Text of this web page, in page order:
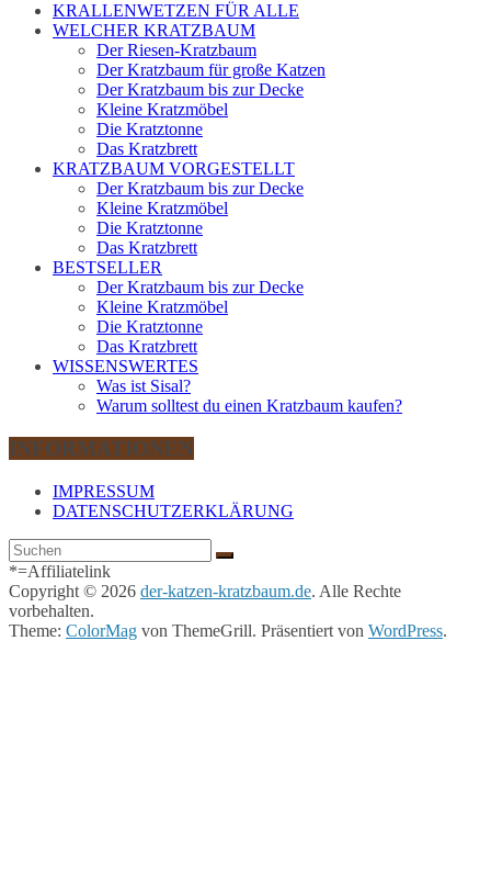
KRALLENWETZEN FÜR ALLE
WELCHER KRATZBAUM
Der Riesen-Kratzbaum
Der Kratzbaum für große Katzen
Der Kratzbaum bis zur Decke
Kleine Kratzmöbel
Die Kratztonne
Das Kratzbrett
KRATZBAUM VORGESTELLT
Der Kratzbaum bis zur Decke
Kleine Kratzmöbel
Die Kratztonne
Das Kratzbrett
BESTSELLER
Der Kratzbaum bis zur Decke
Kleine Kratzmöbel
Die Kratztonne
Das Kratzbrett
WISSENSWERTES
Was ist Sisal?
Warum solltest du einen Kratzbaum kaufen?
INFORMATIONEN
IMPRESSUM
DATENSCHUTZERKLÄRUNG
*=Affiliatelink
Copyright © 2026 der-katzen-kratzbaum.de. Alle Rechte
vorbehalten.
Theme: ColorMag von ThemeGrill. Präsentiert von WordPress.